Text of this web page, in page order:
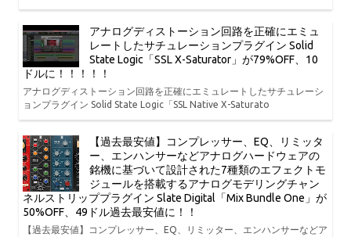
アナログディストーション回路を正確にエミュ
レートしたサチュレーションプラグイン Solid
State Logic「SSL X-Saturator」が79%OFF、10
ドルに！！！！！
アナログディストーション回路を正確にエミュレートしたサチュレーシ
ョンプラグイン Solid State Logic「SSL Native X-Saturato
【過去最安値】コンプレッサー、EQ、リミッタ
ー、エンハンサーなどアナログハードウェアの
銘機に基づいて設計された7種類のエフェクトモ
ジュールを搭載するアナログモデリングチャン
ネルストリッププラグイン Slate Digital「Mix Bundle One」が
50%OFF、49ドル過去最安値に！！
【過去最安値】コンプレッサー、EQ、リミッター、エンハンサーなどア